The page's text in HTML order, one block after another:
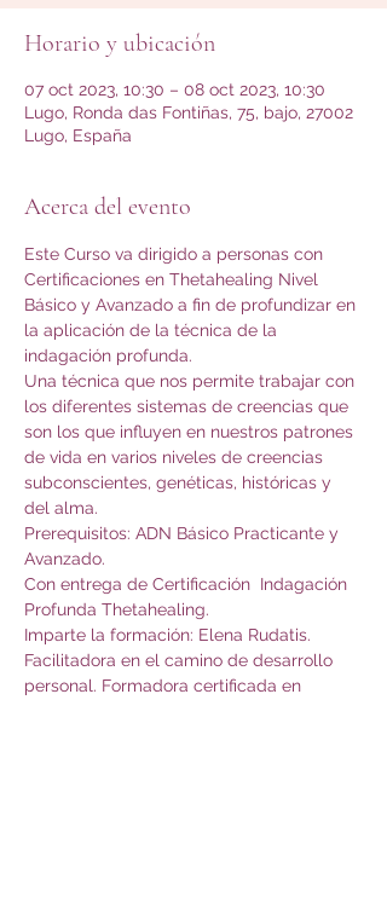
Horario y ubicación
07 oct 2023, 10:30 – 08 oct 2023, 10:30
Lugo, Ronda das Fontiñas, 75, bajo, 27002
Lugo, España
Acerca del evento
Este Curso va dirigido a personas con
Certificaciones en Thetahealing Nivel
Básico y Avanzado a fin de profundizar en
la aplicación de la técnica de la
indagación profunda.
Una técnica que nos permite trabajar con
los diferentes sistemas de creencias que
son los que influyen en nuestros patrones
de vida en varios niveles de creencias
subconscientes, genéticas, históricas y
del alma.
Prerequisitos: ADN Básico Practicante y
Avanzado.
Con entrega de Certificación  Indagación
Profunda Thetahealing.
Imparte la formación: Elena Rudatis.
Facilitadora en el camino de desarrollo
personal. Formadora certificada en